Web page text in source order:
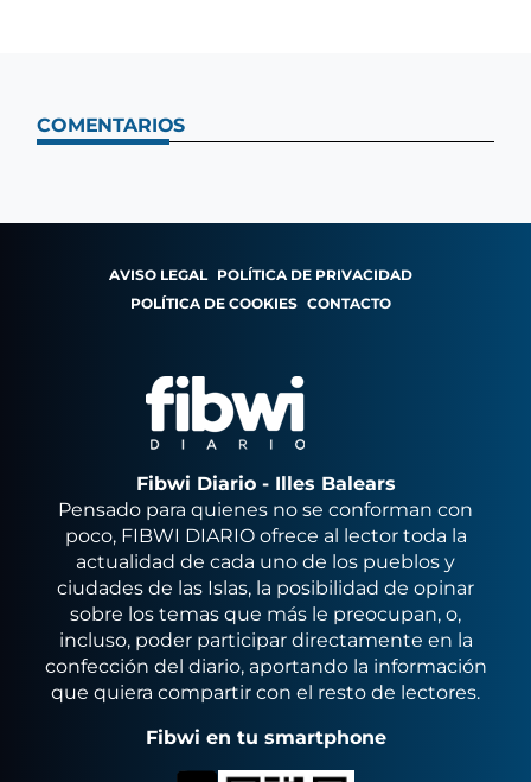
COMENTARIOS
AVISO LEGAL POLÍTICA DE PRIVACIDAD
POLÍTICA DE COOKIES CONTACTO
Fibwi Diario - Illes Balears
Pensado para quienes no se conforman con
poco, FIBWI DIARIO ofrece al lector toda la
actualidad de cada uno de los pueblos y
ciudades de las Islas, la posibilidad de opinar
sobre los temas que más le preocupan, o,
incluso, poder participar directamente en la
confección del diario, aportando la información
que quiera compartir con el resto de lectores.
Fibwi en tu smartphone